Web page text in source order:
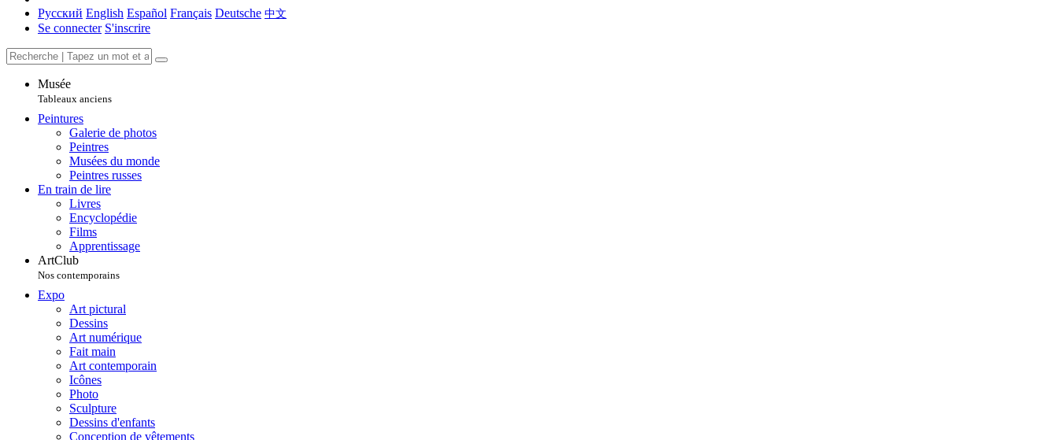
Русский English Español Français Deutsche 中文
Se connecter S'inscrire
Musée
Tableaux anciens
Peintures
Galerie de photos
Peintres
Musées du monde
Peintres russes
En train de lire
Livres
Encyclopédie
Films
Apprentissage
ArtClub
Nos contemporains
Expo
Art pictural
Dessins
Art numérique
Fait main
Art contemporain
Icônes
Photo
Sculpture
Dessins d'enfants
Conception de vêtements